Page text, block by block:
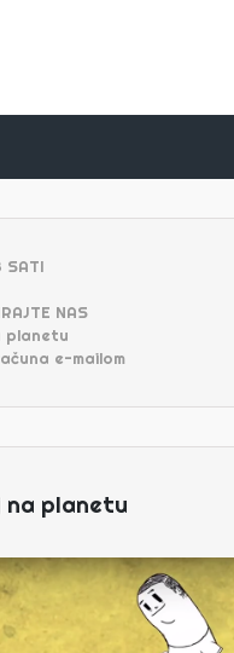
SATI
NAS
planetu
e-mailom
na planetu